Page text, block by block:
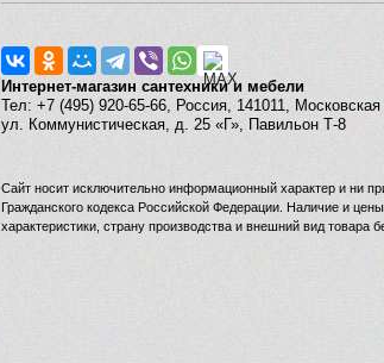
Интернет-магазин сантехники и мебели
Тел: +7 (495) 920-65-66, Россия, 141011,
ул. Коммунистическая, д. 25 «Г», Павильон Т-8
Сайт носит исключительно информационный характер и ни
Гражданского кодекса Российской Федерации. Наличие и
характеристики, страну производства и внешний вид товара